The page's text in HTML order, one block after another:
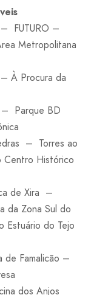
FUTURO –
Metropolitana
À Procura da
– Parque BD
– Torres ao
Centro Histórico
de Xira –
da Zona Sul do
Estuário do Tejo
Famalicão –
dos Anjos